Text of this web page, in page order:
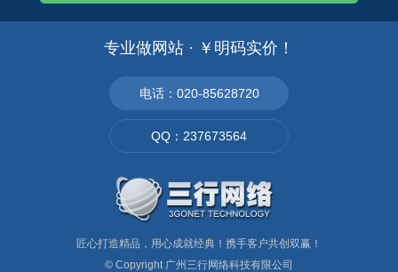
专业做网站 · ￥明码实价！
电话：020-85628720
QQ：237673564
匠心打造精品，用心成就经典！携手客户共创双赢！
© Copyright 广州三行网络科技有限公司